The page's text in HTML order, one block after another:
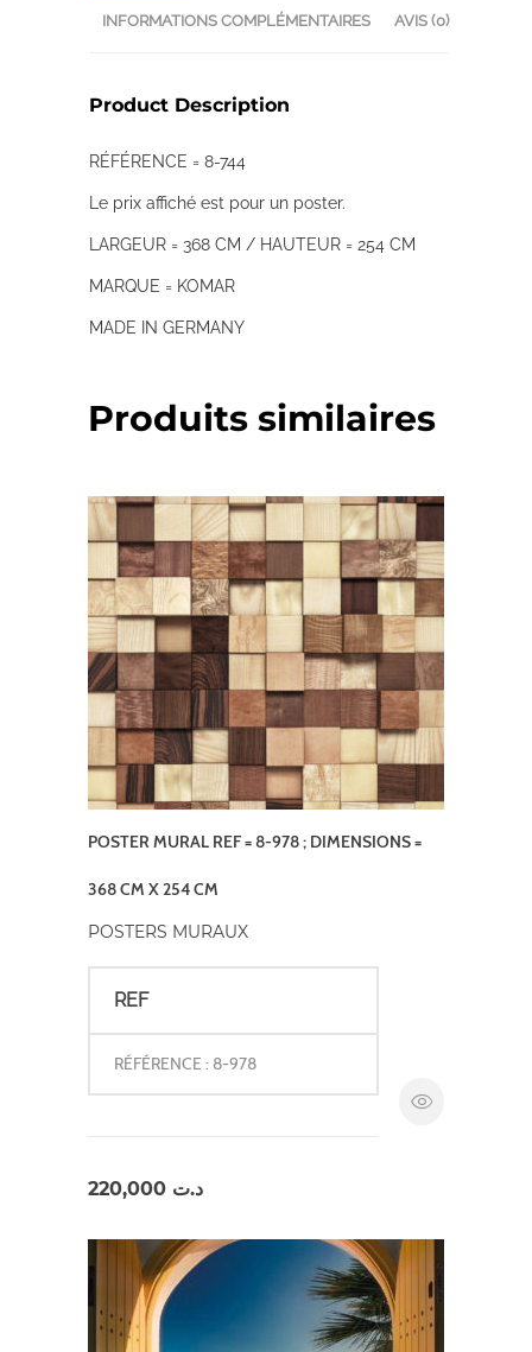
INFORMATIONS COMPLÉMENTAIRES AVIS (0)
Product Description
RÉFÉRENCE = 8-744
Le prix affiché est pour un poster.
LARGEUR = 368 CM / HAUTEUR = 254 CM
MARQUE = KOMAR
MADE IN GERMANY
Produits similaires
POSTER MURAL REF = 8-978 ; DIMENSIONS =
368 CM X 254 CM
POSTERS MURAUX
REF
RÉFÉRENCE : 8-978
د.ت